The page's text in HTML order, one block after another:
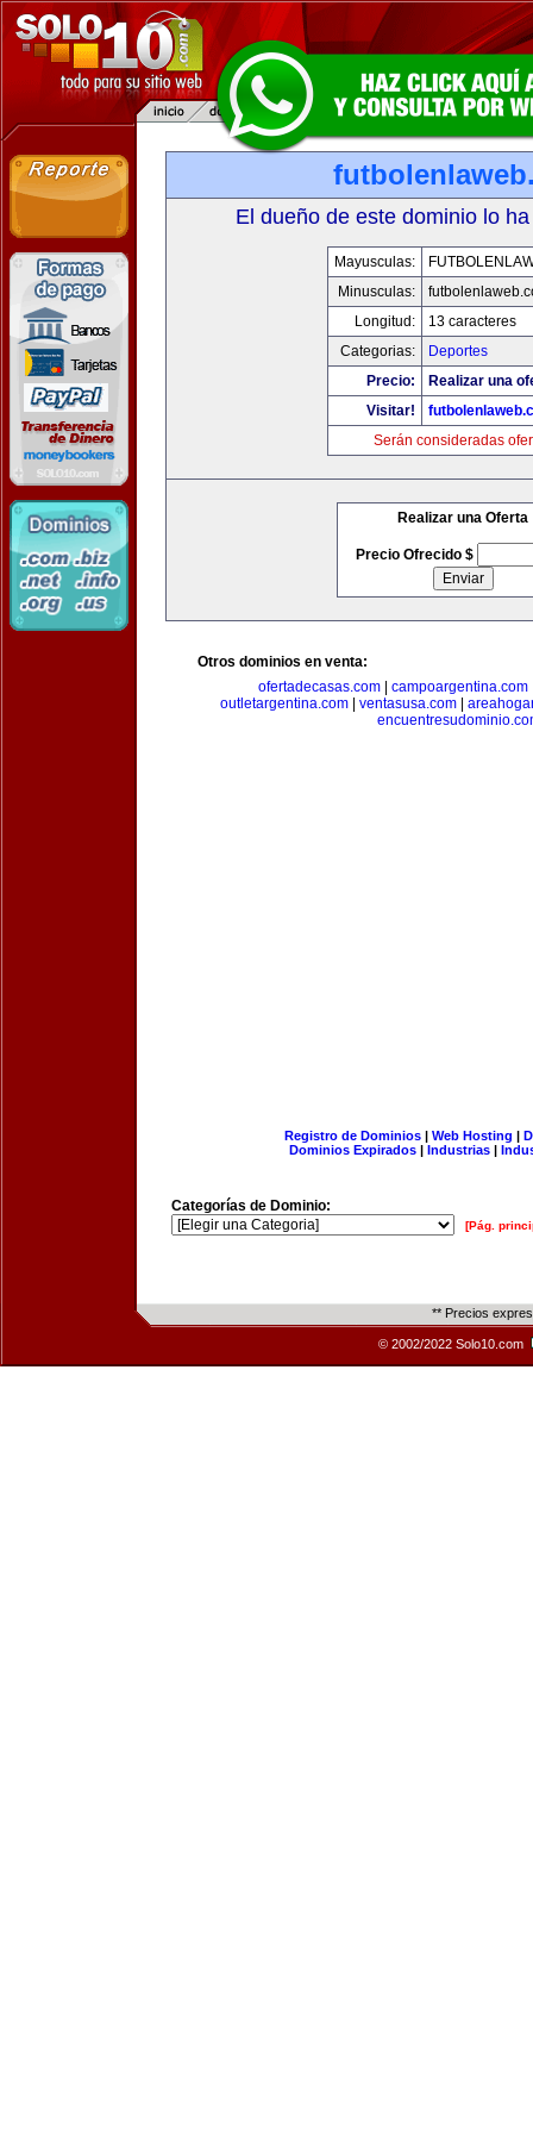
El dueño de este dominio lo
Mayusculas:
Minusculas:
Longitud:
13 caracteres
Categorias:
Deportes
Precio:
Realizar una
Visitar!
Serán consideradas
Realizar una Oferta
Precio Ofrecido $
Otros dominios en venta:
ofertadecasas.com| campoargentina.com
outletargentina.com
ventasusa.com
Registro de Dominios| Web Hosting |
Dominios Expirados | Industrias |
Categorías de Dominio:
[Pág.
** Precios
© 2002/2022 Solo10.com